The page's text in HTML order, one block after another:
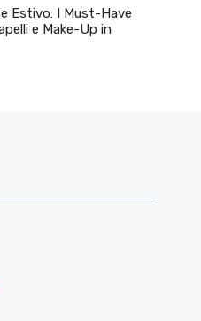
Estivo: I Must-Have
e Make-Up in